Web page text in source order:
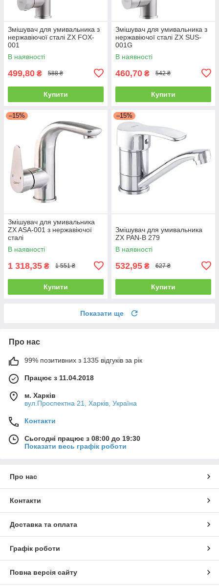
Змішувач для умивальника з
нержавіючої сталі ZX FOX-
001
В наявності
499,80 ₴ 588 ₴
Купити
Змішувач для умивальника з
нержавіючої сталі ZX SUS-
001G
В наявності
460,70 ₴ 542 ₴
Купити
–15%
Змішувач для умивальника
ZX ASA-001 з нержавіючої
сталі
В наявності
1 318,35 ₴ 1 551 ₴
Купити
–15%
Змішувач для умивальника
ZX PAN-B 279
В наявності
532,95 ₴ 627 ₴
Купити
Показати ще
Про нас
99% позитивних з 1335 відгуків за рік
Працює з 11.04.2018
м. Харків
вул.Проспектна 21, Харків, Україна
Контакти
Сьогодні працює з 08:00 до 19:30
Показати весь графік роботи
Про нас
Контакти
Доставка та оплата
Графік роботи
Повна версія сайту